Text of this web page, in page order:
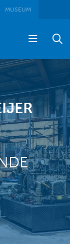
MUSEUM